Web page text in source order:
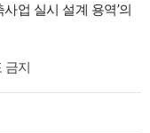
업 실시 설계 용역’의
금지